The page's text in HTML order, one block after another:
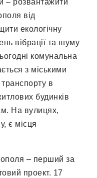
– розвантажити
від
екологічну
вібрації та шуму
комунальна
з міськими
в
будинків
На вулицях,
є місця
– перший за
проект. 17